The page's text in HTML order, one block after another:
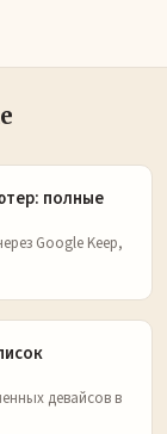
полные
Google Keep,
девайсов в